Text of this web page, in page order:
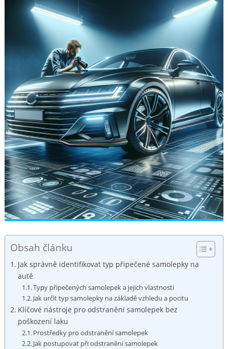
Obsah článku
Jak správně identifikovat typ připečené ​samolepky na
autě
Typy připečených samolepek a ⁣jejich vlastnosti
Jak určit typ samolepky na základě ⁤vzhledu ⁢a pocitu
Klíčové nástroje pro odstranění ⁢samolepek bez
poškození⁤ laku
Prostředky pro odstranění samolepek
Jak ⁣postupovat při odstranění samolepek